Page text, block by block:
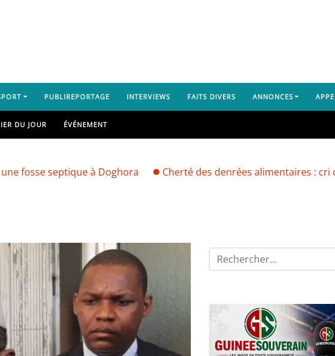
PUBLIREPORTAGE INTERVIEWS FAITS DIVERS ANNONCES
DU JOUR ÉVÉNEMENT
septique à Doghora Cherté des denrées alimentaires : cri de